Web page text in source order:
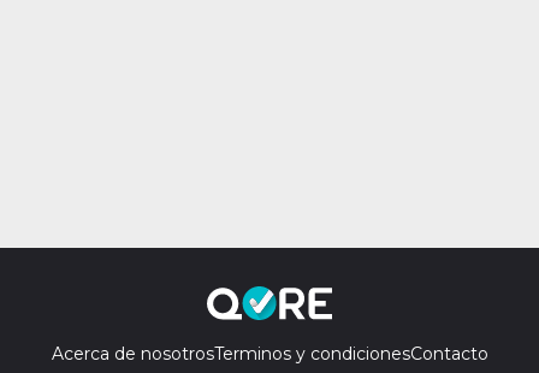
Acerca de nosotrosTerminos y condicionesContacto